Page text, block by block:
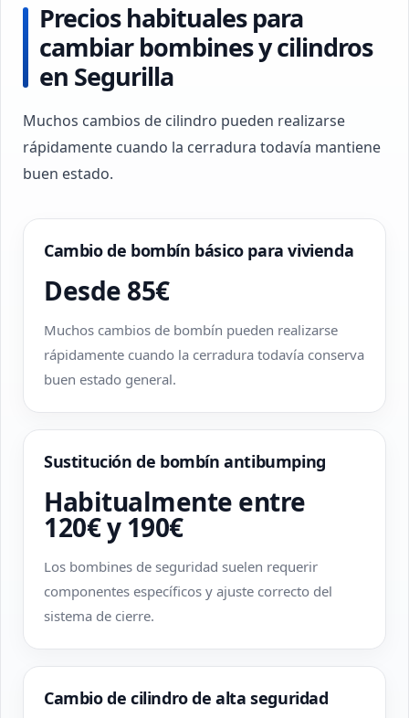
Precios habituales para
cambiar bombines y cilindros
en Segurilla
Muchos cambios de cilindro pueden realizarse
rápidamente cuando la cerradura todavía mantiene
buen estado.
Cambio de bombín básico para vivienda
Desde 85€
Muchos cambios de bombín pueden realizarse
rápidamente cuando la cerradura todavía conserva
buen estado general.
Sustitución de bombín antibumping
Habitualmente entre
120€ y 190€
Los bombines de seguridad suelen requerir
componentes específicos y ajuste correcto del
sistema de cierre.
Cambio de cilindro de alta seguridad